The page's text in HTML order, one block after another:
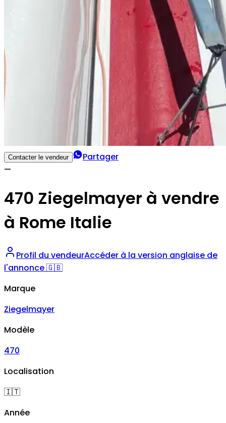
Contacter le vendeur
Partager
—
470 Ziegelmayer à vendre
à Rome Italie
Profil du vendeurAccéder à la version anglaise de
l'annonce 🇬🇧
Marque
Ziegelmayer
Modèle
470
Localisation
🇮🇹
Année